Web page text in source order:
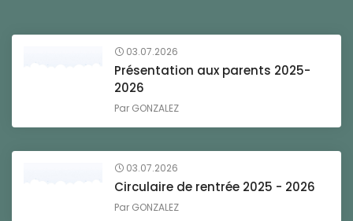
03.07.2026
Présentation aux parents 2025-
2026
Par GONZALEZ
03.07.2026
Circulaire de rentrée 2025 - 2026
Par GONZALEZ